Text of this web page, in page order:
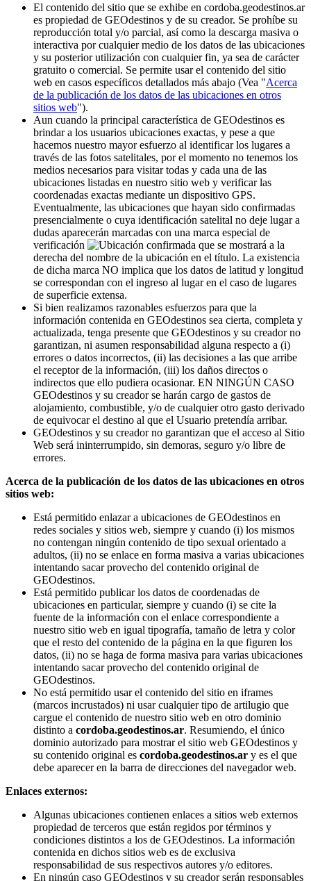
El contenido del sitio que se exhibe en cordoba.geodestinos.ar
es propiedad de GEOdestinos y de su creador. Se prohíbe su
reproducción total y/o parcial, así como la descarga masiva o
interactiva por cualquier medio de los datos de las ubicaciones
y su posterior utilización con cualquier fin, ya sea de carácter
gratuito o comercial. Se permite usar el contenido del sitio
web en casos específicos detallados más abajo (Vea "Acerca
de la publicación de los datos de las ubicaciones en otros
sitios web").
Aun cuando la principal característica de GEOdestinos es
brindar a los usuarios ubicaciones exactas, y pese a que
hacemos nuestro mayor esfuerzo al identificar los lugares a
través de las fotos satelitales, por el momento no tenemos los
medios necesarios para visitar todas y cada una de las
ubicaciones listadas en nuestro sitio web y verificar las
coordenadas exactas mediante un dispositivo GPS.
Eventualmente, las ubicaciones que hayan sido confirmadas
presencialmente o cuya identificación satelital no deje lugar a
dudas aparecerán marcadas con una marca especial de
verificación
que se mostrará a la
derecha del nombre de la ubicación en el título. La existencia
de dicha marca NO implica que los datos de latitud y longitud
se correspondan con el ingreso al lugar en el caso de lugares
de superficie extensa.
Si bien realizamos razonables esfuerzos para que la
información contenida en GEOdestinos sea cierta, completa y
actualizada, tenga presente que GEOdestinos y su creador no
garantizan, ni asumen responsabilidad alguna respecto a (i)
errores o datos incorrectos, (ii) las decisiones a las que arribe
el receptor de la información, (iii) los daños directos o
indirectos que ello pudiera ocasionar. EN NINGÚN CASO
GEOdestinos y su creador se harán cargo de gastos de
alojamiento, combustible, y/o de cualquier otro gasto derivado
de equivocar el destino al que el Usuario pretendía arribar.
GEOdestinos y su creador no garantizan que el acceso al Sitio
Web será ininterrumpido, sin demoras, seguro y/o libre de
errores.
Acerca de la publicación de los datos de las ubicaciones en otros
sitios web:
Está permitido enlazar a ubicaciones de GEOdestinos en
redes sociales y sitios web, siempre y cuando (i) los mismos
no contengan ningún contenido de tipo sexual orientado a
adultos, (ii) no se enlace en forma masiva a varias ubicaciones
intentando sacar provecho del contenido original de
GEOdestinos.
Está permitido publicar los datos de coordenadas de
ubicaciones en particular, siempre y cuando (i) se cite la
fuente de la información con el enlace correspondiente a
nuestro sitio web en igual tipografía, tamaño de letra y color
que el resto del contenido de la página en la que figuren los
datos, (ii) no se haga de forma masiva para varias ubicaciones
intentando sacar provecho del contenido original de
GEOdestinos.
No está permitido usar el contenido del sitio en iframes
(marcos incrustados) ni usar cualquier tipo de artilugio que
cargue el contenido de nuestro sitio web en otro dominio
distinto a cordoba.geodestinos.ar. Resumiendo, el único
dominio autorizado para mostrar el sitio web GEOdestinos y
su contenido original es cordoba.geodestinos.ar y es el que
debe aparecer en la barra de direcciones del navegador web.
Enlaces externos:
Algunas ubicaciones contienen enlaces a sitios web externos
propiedad de terceros que están regidos por términos y
condiciones distintos a los de GEOdestinos. La información
contenida en dichos sitios web es de exclusiva
responsabilidad de sus respectivos autores y/o editores.
En ningún caso GEOdestinos y su creador serán responsables